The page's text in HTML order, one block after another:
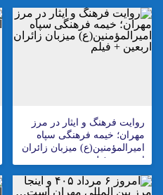
روایت فرهنگ و ایثار در مرز
مهران؛ خیمه فرهنگی سپاه
امیرالمؤمنین(ع) میزبان زائران
اربعین + فیلم